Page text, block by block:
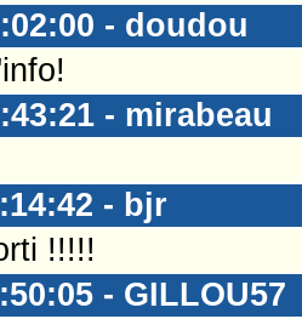
- doudou
- mirabeau
- bjr
!!!!!
- GILLOU57